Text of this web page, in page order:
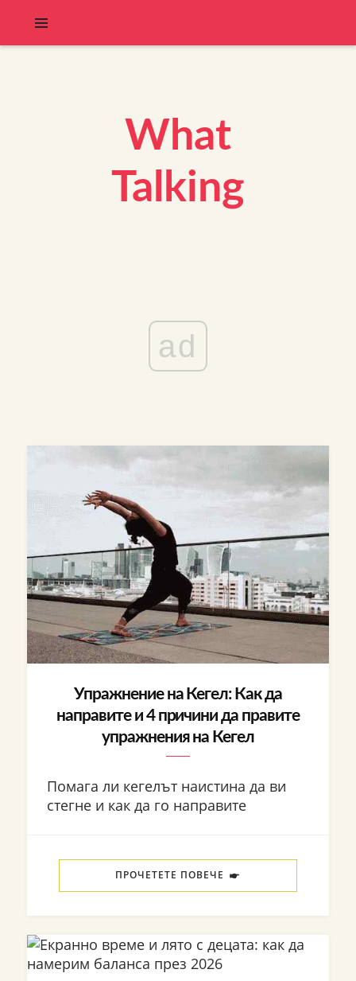
What
Talking
ad
Упражнение на Кегел: Как да
направите и 4 причини да правите
упражнения на Кегел
Помага ли кегелът наистина да ви
стегне и как да го направите
ПРОЧЕТЕТЕ ПОВЕЧЕ